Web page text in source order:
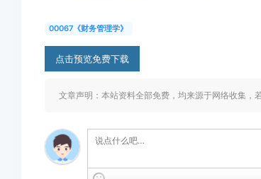
00067《财务管理学》
点击预览免费下载
文章声明：本站资料全部免费，均来源于网络收集